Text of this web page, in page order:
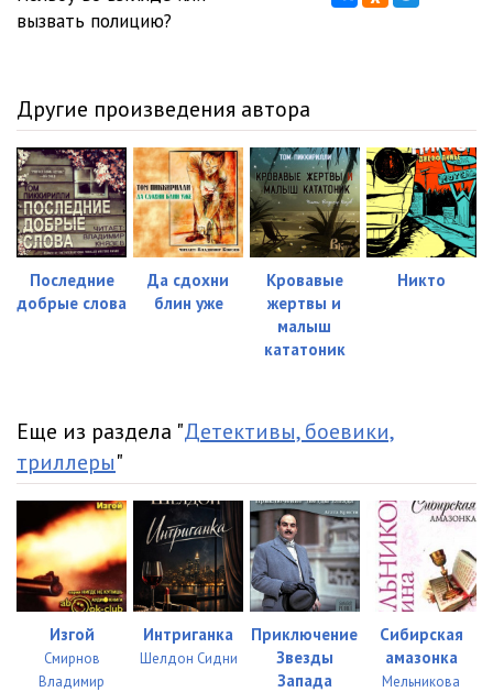
вызвать полицию?
Другие произведения автора
Последние
добрые слова
Да сдохни
блин уже
Кровавые
жертвы и
малыш
кататоник
Никто
Еще из раздела "Детективы, боевики,
триллеры"
Изгой
Смирнов
Владимир
Интриганка
Шелдон Сидни
Приключение
Звезды
Запада
Сибирская
амазонка
Мельникова